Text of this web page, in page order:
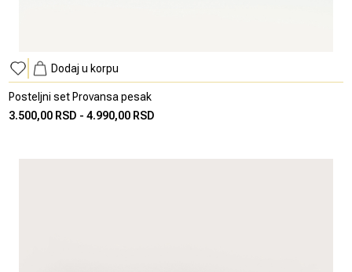
Dodaj u korpu
Posteljni set Provansa pesak
3.500,00 RSD - 4.990,00 RSD